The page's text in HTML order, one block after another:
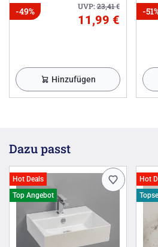
UVP:23,41€
-49%
11,99 €
Hinzufügen
-
Dazu passt
Hot Deals
Top Angebot
Hot